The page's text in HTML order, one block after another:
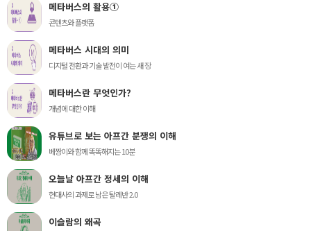
메타버스의 활용①
콘텐츠와 플랫폼
메타버스 시대의 의미
디지털 전환과 기술 발전이 여는 새 장
메타버스란 무엇인가?
개념에 대한 이해
유튜브로 보는 아프간 분쟁의 이해
베짱이와 함께 똑똑해지는 10분
오늘날 아프간 정세의 이해
현대사의 과제로 남은 탈레반 2.0
이슬람의 왜곡